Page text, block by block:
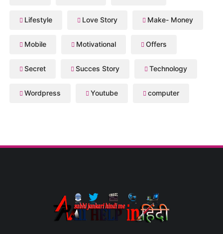
Lifestyle Love Story Make- Money
Mobile Motivational Offers
Secret Succes Story Technology
Wordpress Youtube computer